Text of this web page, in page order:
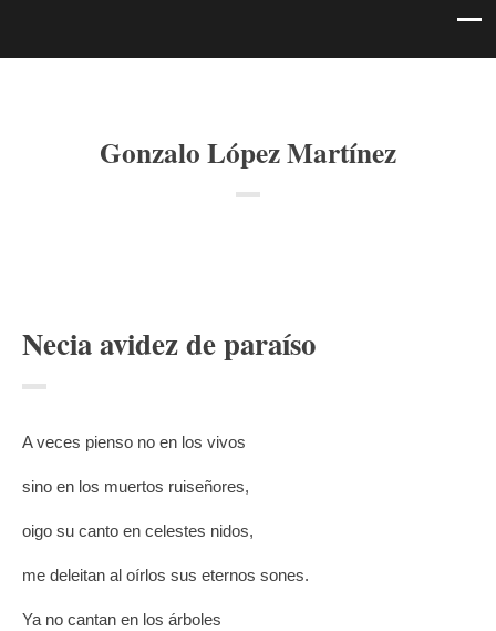
Gonzalo López Martínez
Necia avidez de paraíso
A veces pienso no en los vivos
sino en los muertos ruiseñores,
oigo su canto en celestes nidos,
me deleitan al oírlos sus eternos sones.
Ya no cantan en los árboles